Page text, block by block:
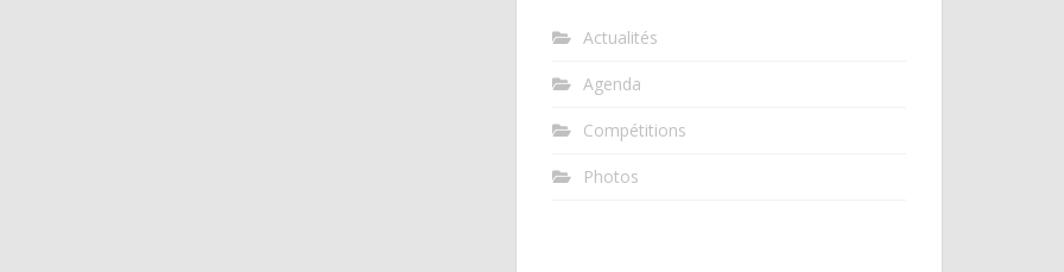
Actualités
Agenda
Compétitions
Photos